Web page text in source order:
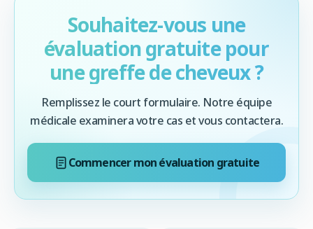
Souhaitez-vous une
évaluation gratuite pour
une greffe de cheveux ?
Remplissez le court formulaire. Notre équipe
médicale examinera votre cas et vous contactera.
Commencer mon évaluation gratuite